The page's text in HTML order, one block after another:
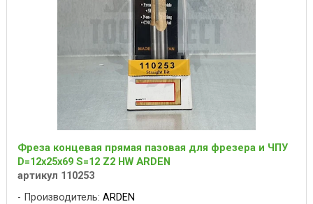
Фреза концевая прямая пазовая для фрезера и ЧПУ
D=12x25x69 S=12 Z2 HW ARDEN
артикул 110253
Производитель: ARDEN